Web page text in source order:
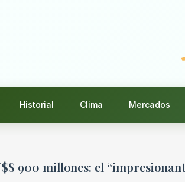
Historial Clima Mercados
900 millones: el